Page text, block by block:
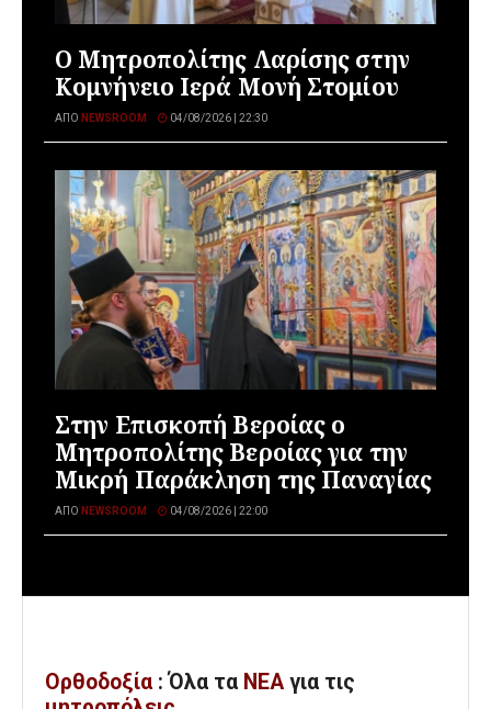
Ο Μητροπολίτης Λαρίσης στην
Κομνήνειο Ιερά Μονή Στομίου
ΑΠΌ NEWSROOM 04/08/2026 | 22:30
Στην Επισκοπή Βεροίας ο
Μητροπολίτης Βεροίας για την
Μικρή Παράκληση της Παναγίας
ΑΠΌ NEWSROOM 04/08/2026 | 22:00
Ορθοδοξία : Όλα τα ΝΕΑ για τις